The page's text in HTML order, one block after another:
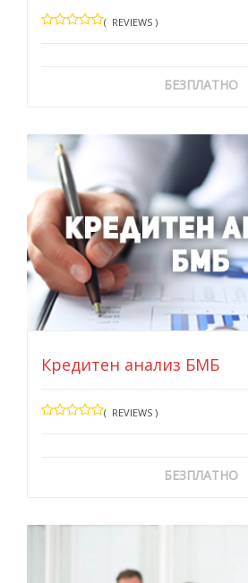
( REVIEWS )
БЕЗПЛАТНО
Кредитен анализ БМБ
( REVIEWS )
БЕЗПЛАТНО